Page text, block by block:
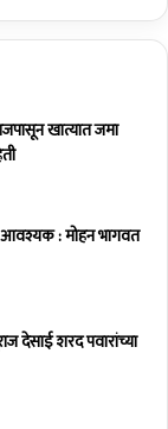
खात्यात जमा
आवश्यक : मोहन भागवत
देसाई शरद पवारांच्या